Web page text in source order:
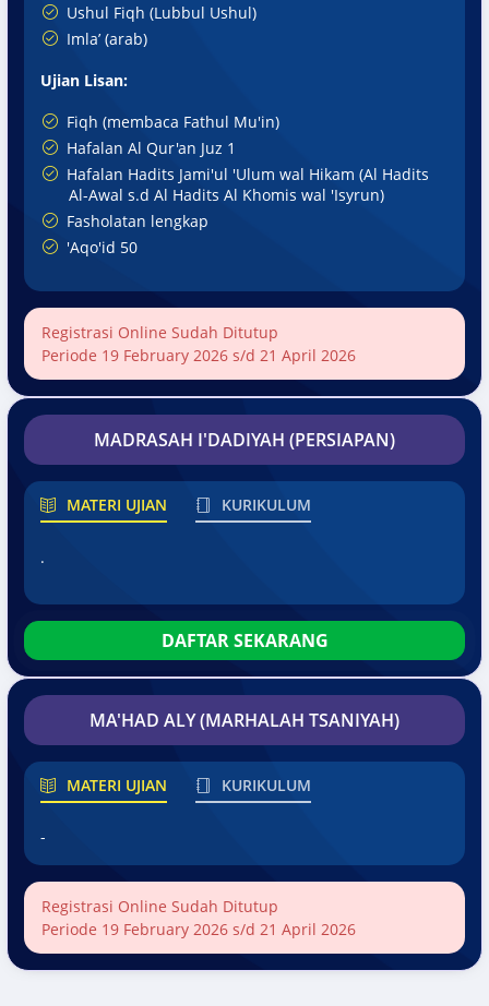
Ushul Fiqh (Lubbul Ushul)
Imla’ (arab)
Ujian Lisan:
Fiqh (membaca Fathul Mu'in)
Hafalan Al Qur'an Juz 1
Hafalan Hadits Jami'ul 'Ulum wal Hikam (Al Hadits
Al-Awal s.d Al Hadits Al Khomis wal 'Isyrun)
Fasholatan lengkap
'Aqo'id 50
Registrasi Online Sudah Ditutup
Periode 19 February 2026 s/d 21 April 2026
MADRASAH I'DADIYAH (PERSIAPAN)
MATERI UJIAN KURIKULUM
.
DAFTAR SEKARANG
MA'HAD ALY (MARHALAH TSANIYAH)
MATERI UJIAN KURIKULUM
-
Registrasi Online Sudah Ditutup
Periode 19 February 2026 s/d 21 April 2026